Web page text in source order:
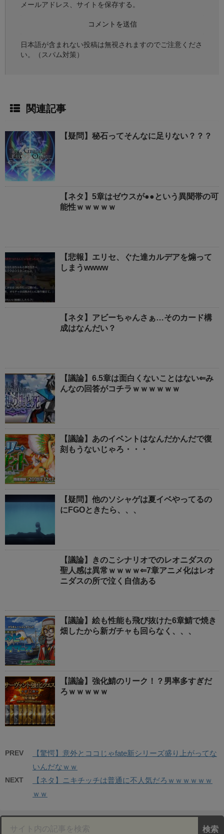
メールアドレス、サイトを保存する。
日本語が含まれない投稿は無視されますのでご注意くださ
い。（スパム対策）
関連記事
【疑問】秘石ってそんなに足りない？？？
【ネタ】5章はゼウスが●●という異聞帯の可
能性ｗｗｗｗｗ
【悲報】エリセ、ぐた達カルデアを煽って
しまうwwww
【ネタ】アビーちゃんさぁ…そのカード構
成はなんだい？
【議論】6.5章は面白くないことはない⇐み
んなの回答がコチラｗｗｗｗｗｗ
【議論】あのイベントはなんだかんだで復
刻もうないじゃろ・・・
【疑問】他のソシャゲは夏イベやってるの
にFGOときたら、、、
【議論】きのこシナリオでのレオニダスの
聖人感は異常ｗｗｗｗ⇐7章アニメ化はレオ
ニダスの所で泣く自信ある
【議論】絵も性能も飛び抜けた6章鯖で焼き
畑したから新ガチャも回らなく、、、
【議論】強化鯖のリーク！？男率多すぎだ
ろｗｗｗｗｗ
PREV
【驚愕】意外とココじゃfate新シリーズ盛り上がってな
いんだなｗｗ
NEXT
【ネタ】ニキチッチは普通に不人気だろｗｗｗｗｗｗ
ｗｗ